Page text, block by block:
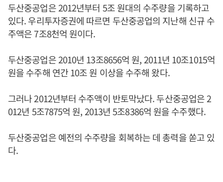
두산중공업은 2012년부터 5조 원대의 수주량을 기록하고
있다. 우리투자증권에 따르면 두산중공업의 지난해 신규 수
주액은 7조8천억 원이다.
두산중공업은 2010년 13조8656억 원, 2011년 10조1015억
원을 수주해 연간 10조 원 이상을 수주해 왔다.
그러나 2012년부터 수주액이 반토막났다. 두산중공업은 2
012년 5조7875억 원, 2013년 5조8386억 원을 수주했다.
두산중공업은 예전의 수주량을 회복하는 데 총력을 쏟고 있
다.